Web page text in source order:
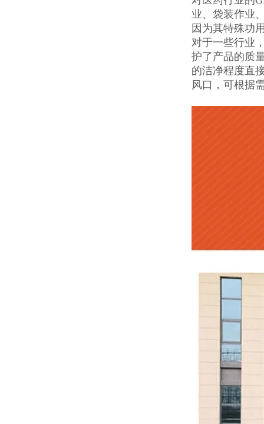
业、袋装作业
因为其特殊功
对于一些行业
护了产品的质
的洁净程度直
风口，可根据